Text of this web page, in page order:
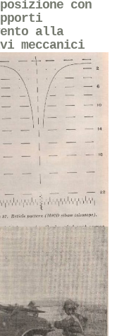
con
alla
meccanici